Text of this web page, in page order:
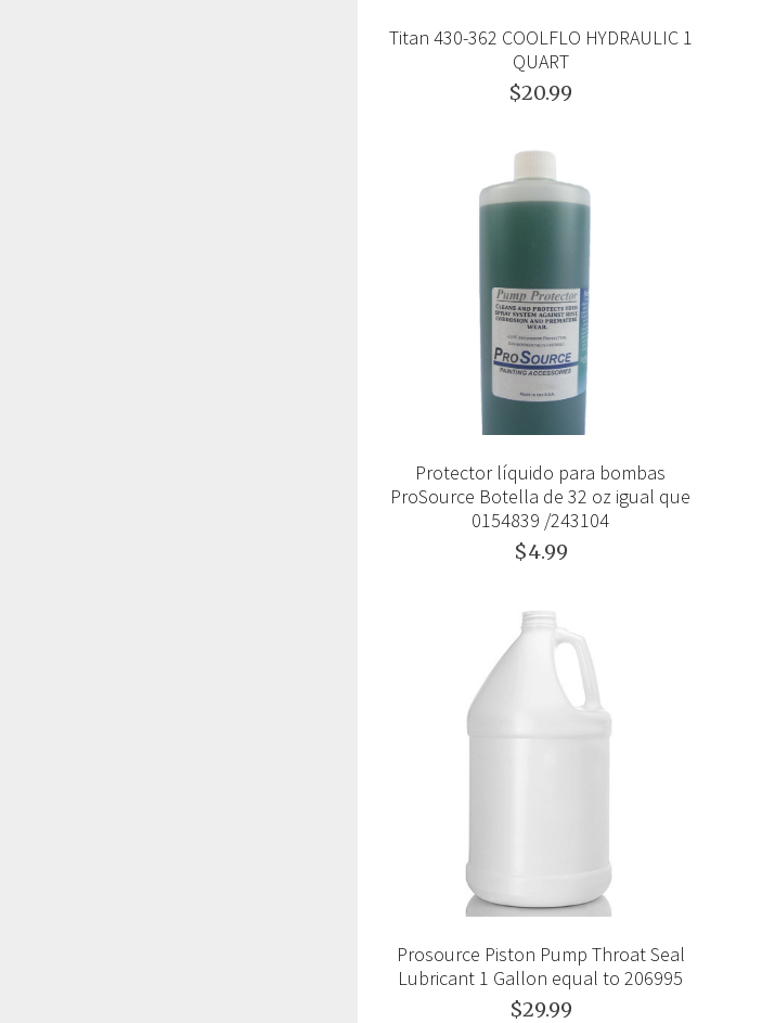
Titan 430-362 COOLFLO HYDRAULIC 1
QUART
$20.99
Protector líquido para bombas
ProSource Botella de 32 oz igual que
0154839 /243104
$4.99
Prosource Piston Pump Throat Seal
Lubricant 1 Gallon equal to 206995
$29.99